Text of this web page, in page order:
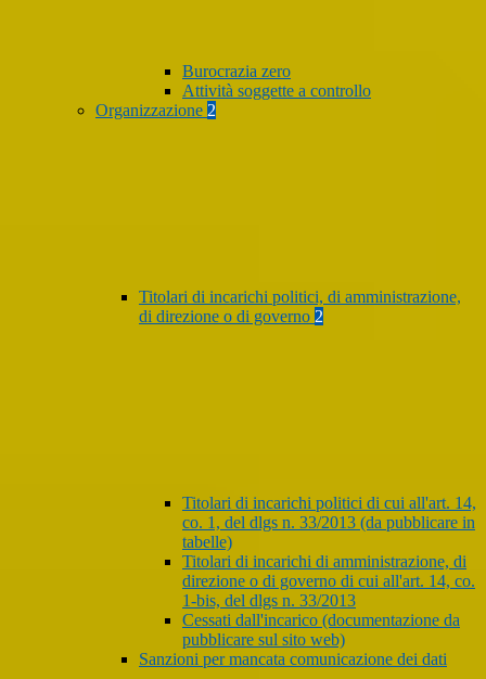
Burocrazia zero
Attività soggette a controllo
Organizzazione 2
Titolari di incarichi politici, di amministrazione,
di direzione o di governo 2
Titolari di incarichi politici di cui all'art. 14,
co. 1, del dlgs n. 33/2013 (da pubblicare in
tabelle)
Titolari di incarichi di amministrazione, di
direzione o di governo di cui all'art. 14, co.
1-bis, del dlgs n. 33/2013
Cessati dall'incarico (documentazione da
pubblicare sul sito web)
Sanzioni per mancata comunicazione dei dati